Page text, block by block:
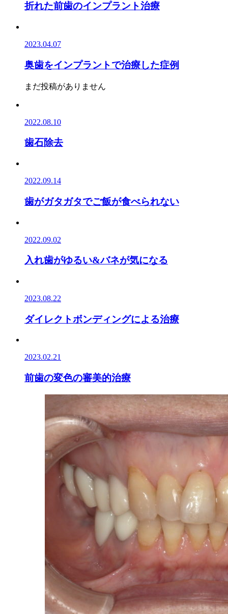
折れた前歯のインプラント治療
2023.04.07
奥歯をインプラントで治療した症例
まだ投稿がありません
2022.08.10
歯石除去
2022.09.14
歯がガタガタでご飯が食べられない
2022.09.02
入れ歯がゆるい&バネが気になる
2023.08.22
ダイレクトボンディングによる治療
2023.02.21
前歯の変色の審美的治療